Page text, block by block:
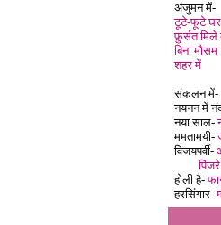
अंजुमन में-
टूटे-फूटे
फ़ुर्सत मिले
बिना मौसम
शहर में
संकलन में-
नयनन में
नया साल-
ममतामयी-
विजयपर्वी-
होली है-
हरसिंगार-